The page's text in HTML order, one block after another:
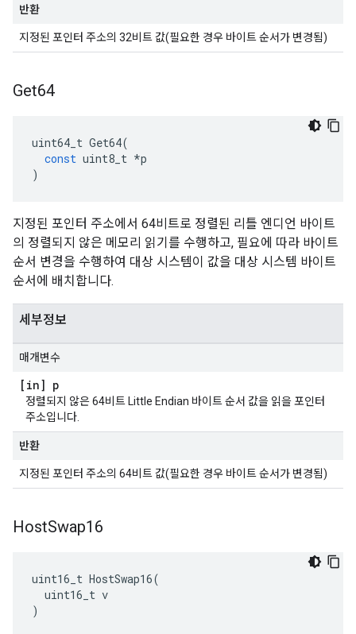
반환
지정된 포인터 주소의 32비트 값(필요한 경우 바이트 순서가 변경됨)
Get64
uint64_t Get64(
const uint8_t *p
)
지정된 포인터 주소에서 64비트로 정렬된 리틀 엔디언 바이트
의 정렬되지 않은 메모리 읽기를 수행하고, 필요에 따라 바이트
순서 변경을 수행하여 대상 시스템이 값을 대상 시스템 바이트
순서에 배치합니다.
세부정보
매개변수
[in] p
정렬되지 않은 64비트 Little Endian 바이트 순서 값을 읽을 포인터
주소입니다.
반환
지정된 포인터 주소의 64비트 값(필요한 경우 바이트 순서가 변경됨)
HostSwap16
uint16_t HostSwap16(
  uint16_t v
)